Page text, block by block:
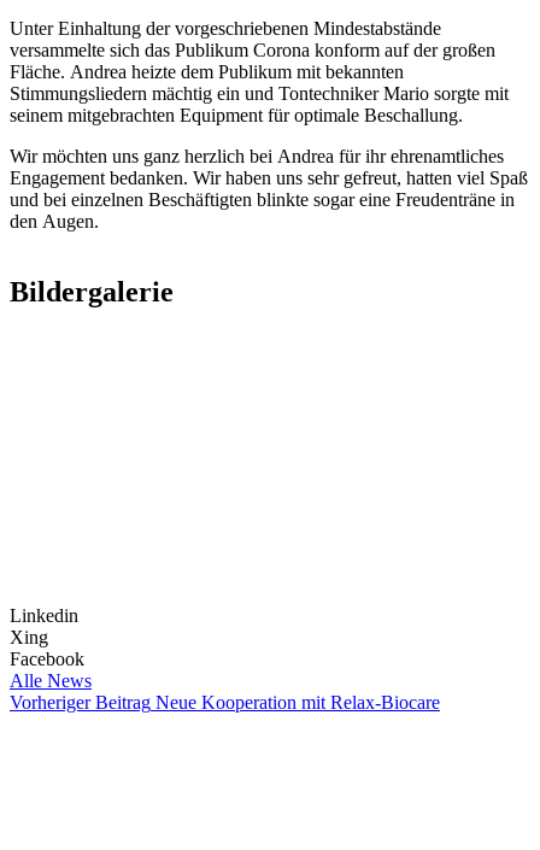
Unter Einhaltung der vorgeschriebenen Mindestabstände
versammelte sich das Publikum Corona konform auf der großen
Fläche. Andrea heizte dem Publikum mit bekannten
Stimmungsliedern mächtig ein und Tontechniker Mario sorgte mit
seinem mitgebrachten Equipment für optimale Beschallung.
Wir möchten uns ganz herzlich bei Andrea für ihr ehrenamtliches
Engagement bedanken. Wir haben uns sehr gefreut, hatten viel Spaß
und bei einzelnen Beschäftigten blinkte sogar eine Freudenträne in
den Augen.
Bildergalerie
Linkedin
Xing
Facebook
Alle News
Vorheriger Beitrag Neue Kooperation mit Relax-Biocare